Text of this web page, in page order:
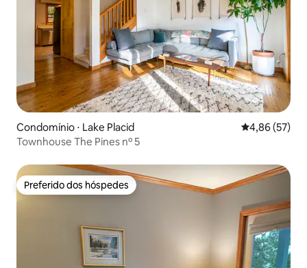
Condomínio ⋅ Lake Placid 4,86 de uma
4,86 (57)
Townhouse The Pines nº 5
Preferido dos hóspedes
Preferido dos hóspedes